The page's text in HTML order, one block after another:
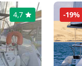
4,7 -19%